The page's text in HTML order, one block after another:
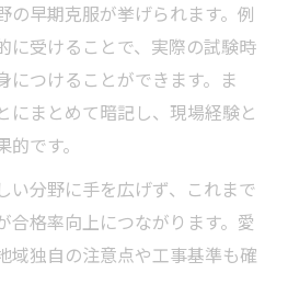
の早期克服が挙げられます。例
に受けることで、実際の試験時
につけることができます。ま
にまとめて暗記し、現場経験と
です。
い分野に手を広げず、これまで
合格率向上につながります。愛
域独自の注意点や工事基準も確